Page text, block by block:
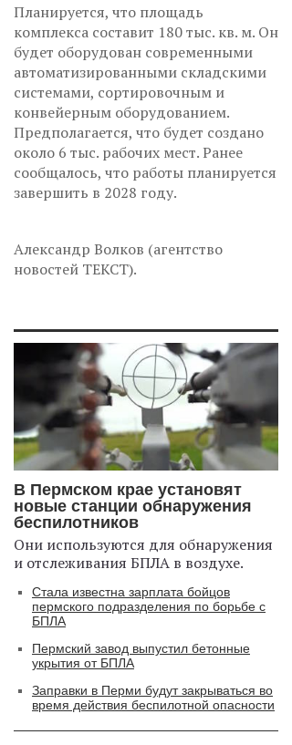
Планируется, что площадь
комплекса составит 180 тыс. кв. м. Он
будет оборудован современными
автоматизированными складскими
системами, сортировочным и
конвейерным оборудованием.
Предполагается, что будет создано
около 6 тыс. рабочих мест. Ранее
сообщалось, что работы планируется
завершить в 2028 году.
Александр Волков (агентство
новостей ТЕКСТ).
В Пермском крае установят
новые станции обнаружения
беспилотников
Они используются для обнаружения
и отслеживания БПЛА в воздухе.
Стала известна зарплата бойцов
пермского подразделения по борьбе с
БПЛА
Пермский завод выпустил бетонные
укрытия от БПЛА
Заправки в Перми будут закрываться во
время действия беспилотной опасности